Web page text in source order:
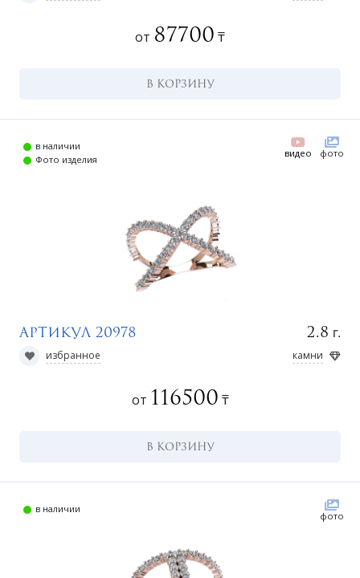
от 87700 ₸
В КОРЗИНУ
в наличии
Фото изделия
видео фото
Артикул 20978 2.8 г.
избранное камни
от 116500 ₸
В КОРЗИНУ
в наличии
фото